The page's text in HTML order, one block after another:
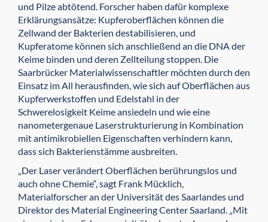
und Pilze abtötend. Forscher haben dafür komplexe
Erklärungsansätze: Kupferoberflächen können die
Zellwand der Bakterien destabilisieren, und
Kupferatome können sich anschließend an die DNA der
Keime binden und deren Zellteilung stoppen. Die
Saarbrücker Materialwissenschaftler möchten durch den
Einsatz im All herausfinden, wie sich auf Oberflächen aus
Kupferwerkstoffen und Edelstahl in der
Schwerelosigkeit Keime ansiedeln und wie eine
nanometergenaue Laserstrukturierung in Kombination
mit antimikrobiellen Eigenschaften verhindern kann,
dass sich Bakterienstämme ausbreiten.
„Der Laser verändert Oberflächen berührungslos und
auch ohne Chemie“, sagt Frank Mücklich,
Materialforscher an der Universität des Saarlandes und
Direktor des Material Engineering Center Saarland. „Mit